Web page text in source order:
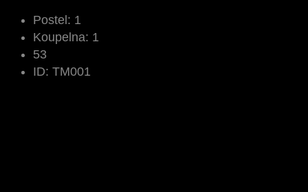
Postel: 1
Koupelna: 1
53
ID: TM001